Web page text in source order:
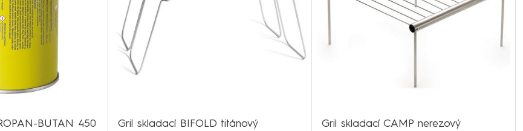
BUTAN 450
Gril skladací BIFOLD titánový Gril skladací CAMP nerezový